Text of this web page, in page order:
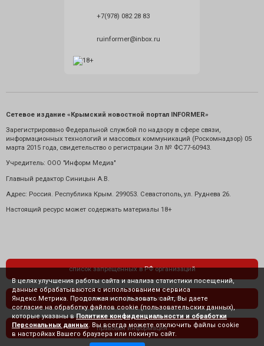
+7(978) 082 28 83
ruinformer@inbox.ru
Сетевое издание «Крымский новостной портал INFORMER»
Зарегистрировано Федеральной службой по надзору в сфере связи,
информационных технологий и массовых коммуникаций (Роскомнадзор) 05
марта 2015 года, свидетельство о регистрации Эл № ФС77-60943.
Учредитель: ООО "Информ Медиа"
Главный редактор Синицын А.В.
Адрес: Россия. Республика Крым. 299053. Севастополь, ул. Руднева 26.
Настоящий ресурс может содержать материалы 18+
список запрещенных в РФ организаций
политика конфиденциальности
правовая информация
В целях улучшения работы сайта и анализа статистики посещений,
данные обрабатываются с использованием сервиса
Яндекс.Метрика. Продолжая использовать сайт, Вы даете
согласие на обработку файлов cookie (пользовательских данных),
которые указаны в Политике конфиденциальности и обработки
Персональных данных . Вы всегда можете отключить файлы cookie
в настройках Вашего браузера или покинуть сайт.